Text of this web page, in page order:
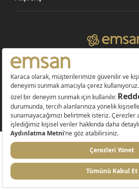
© 2026 EMSAN A.Ş. Tüm